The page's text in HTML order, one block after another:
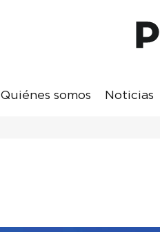
Quiénes somos Noticias